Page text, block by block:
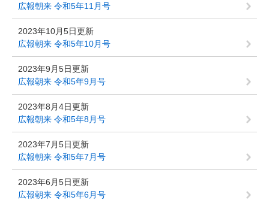
広報朝来 令和5年11月号
2023年10月5日更新
広報朝来 令和5年10月号
2023年9月5日更新
広報朝来 令和5年9月号
2023年8月4日更新
広報朝来 令和5年8月号
2023年7月5日更新
広報朝来 令和5年7月号
2023年6月5日更新
広報朝来 令和5年6月号